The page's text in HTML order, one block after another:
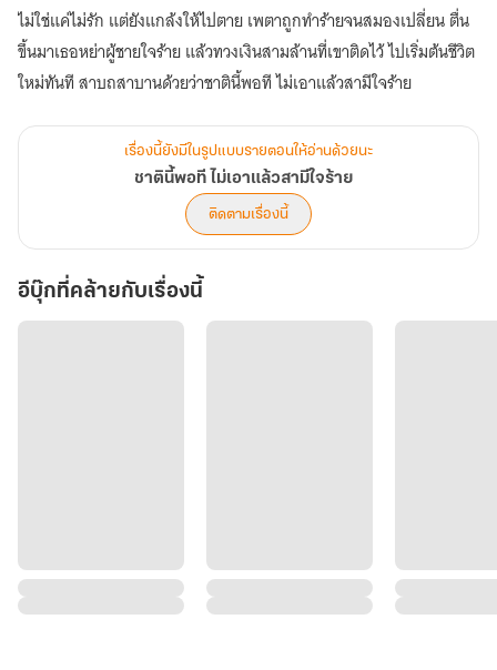
แล้ว
สามี
ใจร้าย
ไม่ใช่แค่ไม่รัก แต่ยังแกล้งให้ไปตาย เพตาถูกทำร้ายจนสมองเปลี่ยน ตื่น
ขึ้นมาเธอหย่าผู้ชายใจร้าย แล้วทวงเงินสามล้านที่เขาติดไว้ ไปเริ่มต้นชีวิต
ใหม่ทันที สาบถสาบานด้วยว่าชาตินี้พอที ไม่เอาแล้วสามีใจร้าย
เรื่องนี้ยังมีในรูปแบบรายตอนให้อ่านด้วยนะ
ชาตินี้พอที ไม่เอาแล้วสามีใจร้าย
ติดตามเรื่องนี้
อีบุ๊กที่คล้ายกับเรื่องนี้